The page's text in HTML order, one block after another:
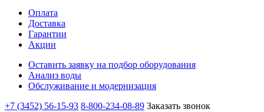
Оплата
Доставка
Гарантии
Акции
Оставить заявку на подбор оборудования
Анализ воды
Обслуживание и модернизация
+7 (3452) 56-15-93 8-800-234-08-89 Заказать звонок